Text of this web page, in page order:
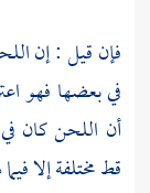
فإن قيل : إن
في بعضها فهو
أن اللحن
قط مختلفة إلا